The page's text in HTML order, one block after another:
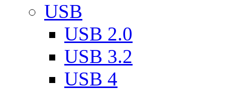
USB
USB 2.0
USB 3.2
USB 4